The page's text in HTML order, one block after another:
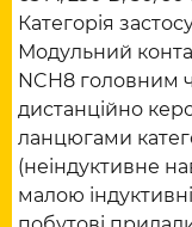
Категорія
Модульний
NCH8 головним
дистанційно
ланцюгами
(неіндуктивне
малою